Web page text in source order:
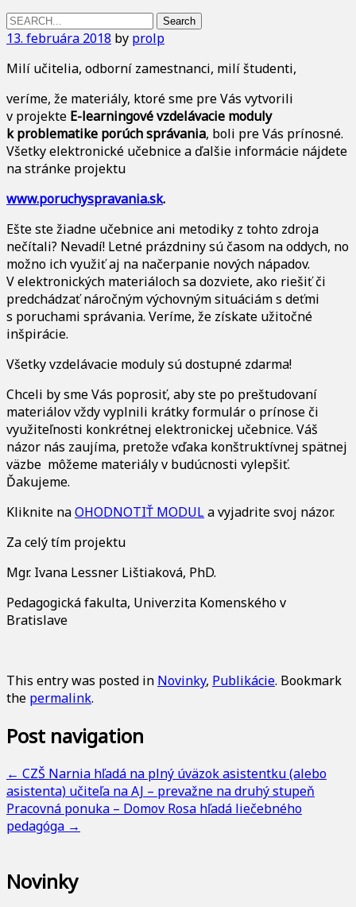
Search
for:
13. februára 2018 by prolp
Milí učitelia, odborní zamestnanci, milí študenti,
veríme, že materiály, ktoré sme pre Vás vytvorili
v projekte E-learningové vzdelávacie moduly
k problematike porúch správania, boli pre Vás prínosné.
Všetky elektronické učebnice a ďalšie informácie nájdete
na stránke projektu
www.poruchyspravania.sk.
Ešte ste žiadne učebnice ani metodiky z tohto zdroja
nečítali? Nevadí! Letné prázdniny sú časom na oddych, no
možno ich využiť aj na načerpanie nových nápadov.
V elektronických materiáloch sa dozviete, ako riešiť či
predchádzať náročným výchovným situáciám s deťmi
s poruchami správania. Veríme, že získate užitočné
inšpirácie.
Všetky vzdelávacie moduly sú dostupné zdarma!
Chceli by sme Vás poprosiť, aby ste po preštudovaní
materiálov vždy vyplnili krátky formulár o prínose či
využiteľnosti konkrétnej elektronickej učebnice. Váš
názor nás zaujíma, pretože vďaka konštruktívnej spätnej
väzbe môžeme materiály v budúcnosti vylepšiť.
Ďakujeme.
Kliknite naOHODNOTIŤ MODULa vyjadrite svoj názor.
Za celý tím projektu
Mgr. Ivana Lessner Lištiaková, PhD.
Pedagogická fakulta, Univerzita Komenského v
Bratislave
This entry was posted in Novinky, Publikácie. Bookmark
the permalink.
Post navigation
← CZŠ Narnia hľadá na plný úväzok asistentku (alebo
asistenta) učiteľa na AJ – prevažne na druhý stupeň
Pracovná ponuka – Domov Rosa hľadá liečebného
pedagóga →
Novinky